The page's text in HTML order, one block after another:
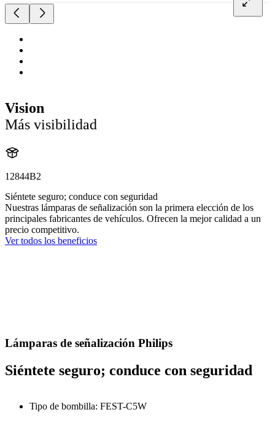
Vision
Más visibilidad
12844B2
Siéntete seguro; conduce con seguridad
Nuestras lámparas de señalización son la primera elección de los
principales fabricantes de vehículos. Ofrecen la mejor calidad a un
precio competitivo.
Ver todos los beneficios
Lámparas de señalización Philips
Siéntete seguro; conduce con seguridad
Tipo de bombilla: FEST-C5W